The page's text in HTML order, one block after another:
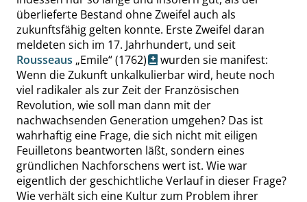
überlieferte Bestand ohne Zweifel auch als
zukunftsfähig gelten konnte. Erste Zweifel daran
meldeten sich im 17. Jahrhundert, und seit
Rousseaus „Emile“(1762)
wurden sie manifest:
Wenn die Zukunft unkalkulierbar wird, heute noch
viel radikaler als zur Zeit der Französischen
Revolution, wie soll man dann mit der
nachwachsenden Generation umgehen? Das ist
wahrhaftig eine Frage, die sich nicht mit eiligen
Feuilletons beantworten läßt, sondern eines
gründlichen Nachforschens wert ist. Wie war
eigentlich der geschichtliche Verlauf in dieser Frage?
Wie verhält sich eine Kultur zum Problem ihrer